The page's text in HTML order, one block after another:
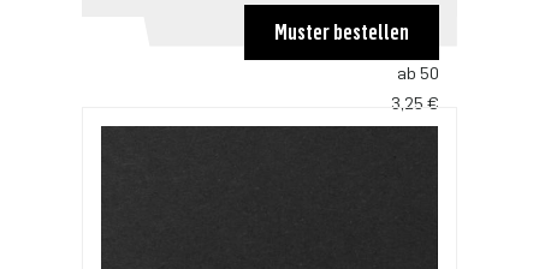
4,87 €
ab 50
3,25 €
Muster bestellen